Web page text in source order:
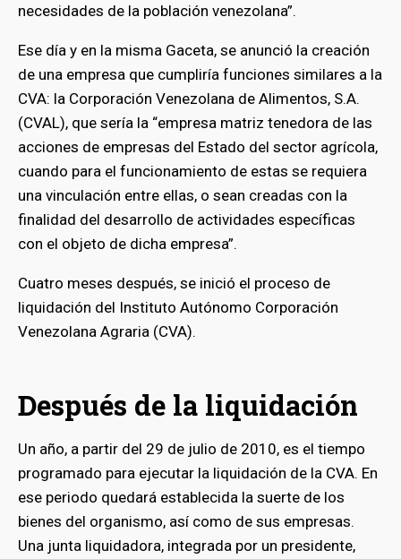
necesidades de la población venezolana”.
Ese día y en la misma Gaceta, se anunció la creación
de una empresa que cumpliría funciones similares a la
CVA: la Corporación Venezolana de Alimentos, S.A.
(CVAL), que sería la “empresa matriz tenedora de las
acciones de empresas del Estado del sector agrícola,
cuando para el funcionamiento de estas se requiera
una vinculación entre ellas, o sean creadas con la
finalidad del desarrollo de actividades específicas
con el objeto de dicha empresa”.
Cuatro meses después, se inició el proceso de
liquidación del Instituto Autónomo Corporación
Venezolana Agraria (CVA).
Después de la liquidación
Un año, a partir del 29 de julio de 2010, es el tiempo
programado para ejecutar la liquidación de la CVA. En
ese periodo quedará establecida la suerte de los
bienes del organismo, así como de sus empresas.
Una junta liquidadora, integrada por un presidente,